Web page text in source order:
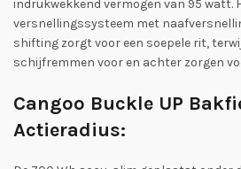
indrukwekkend vermogen van 95 watt.
versnellingssysteem met
shifting zorgt voor een soepele rit,
schijfremmen voor en achter zorgen
Cangoo Buckle UP
Actieradius: